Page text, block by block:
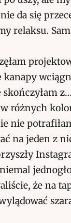
da się
relaksu.
skończyłam
różnych
nie
na jeden z
że na